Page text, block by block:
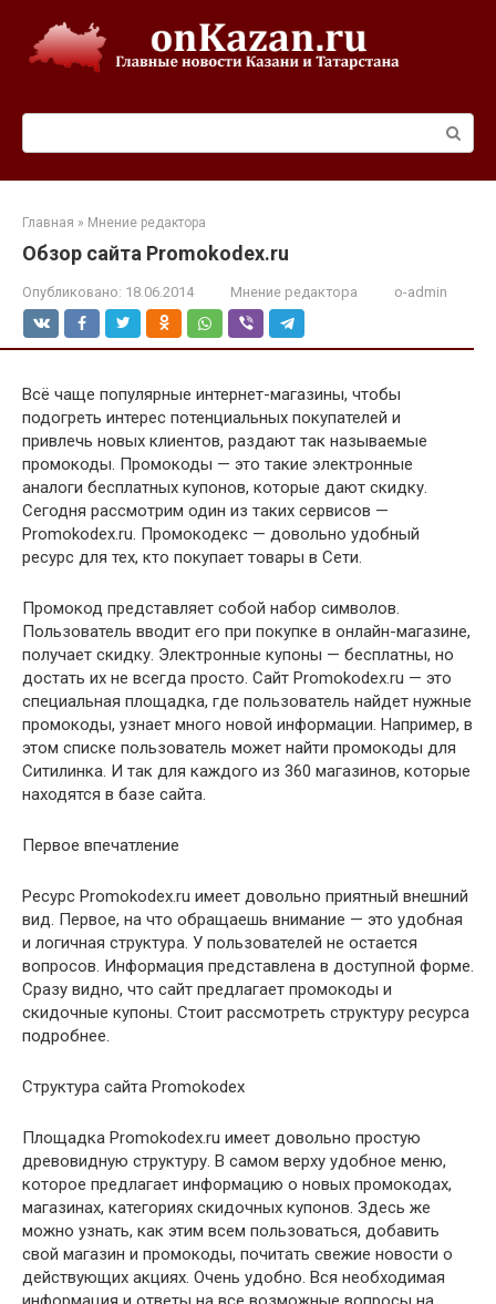
контенту
Главная » Мнение редактора
Обзор сайта Promokodex.ru
Опубликовано: 18.06.2014 Мнение редактора o-admin
Всё чаще популярные интернет-магазины, чтобы
подогреть интерес потенциальных покупателей и
привлечь новых клиентов, раздают так называемые
промокоды. Промокоды — это такие электронные
аналоги бесплатных купонов, которые дают скидку.
Сегодня рассмотрим один из таких сервисов —
Promokodex.ru. Промокодекс — довольно удобный
ресурс для тех, кто покупает товары в Сети.
Промокод представляет собой набор символов.
Пользователь вводит его при покупке в онлайн-магазине,
получает скидку. Электронные купоны — бесплатны, но
достать их не всегда просто. Сайт Promokodex.ru — это
специальная площадка, где пользователь найдет нужные
промокоды, узнает много новой информации. Например, в
этом списке пользователь может найти промокоды для
Ситилинка. И так для каждого из 360 магазинов, которые
находятся в базе сайта.
Первое впечатление
Ресурс Promokodex.ru имеет довольно приятный внешний
вид. Первое, на что обращаешь внимание — это удобная
и логичная структура. У пользователей не остается
вопросов. Информация представлена в доступной форме.
Сразу видно, что сайт предлагает промокоды и
скидочные купоны. Стоит рассмотреть структуру ресурса
подробнее.
Структура сайта Promokodex
Площадка Promokodex.ru имеет довольно простую
древовидную структуру. В самом верху удобное меню,
которое предлагает информацию о новых промокодах,
магазинах, категориях скидочных купонов. Здесь же
можно узнать, как этим всем пользоваться, добавить
свой магазин и промокоды, почитать свежие новости о
действующих акциях. Очень удобно. Вся необходимая